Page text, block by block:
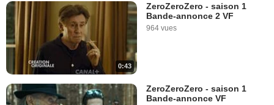
0:43
ZeroZeroZero - saison 1
Bande-annonce 2 VF
964 vues
ZeroZeroZero - saison 1
Bande-annonce VF